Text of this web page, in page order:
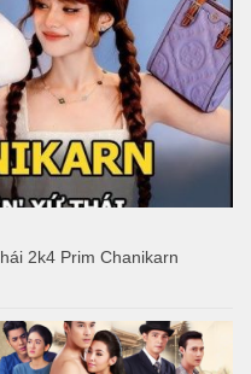
2k4 Prim Chanikarn